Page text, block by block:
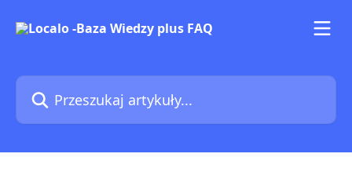
Przeszukaj artykuły...